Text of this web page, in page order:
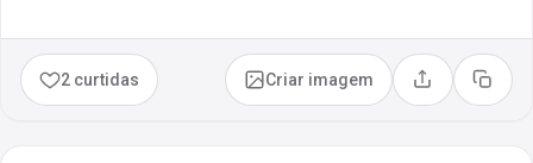
2 curtidas Criar imagem Compartilhar
Copiar